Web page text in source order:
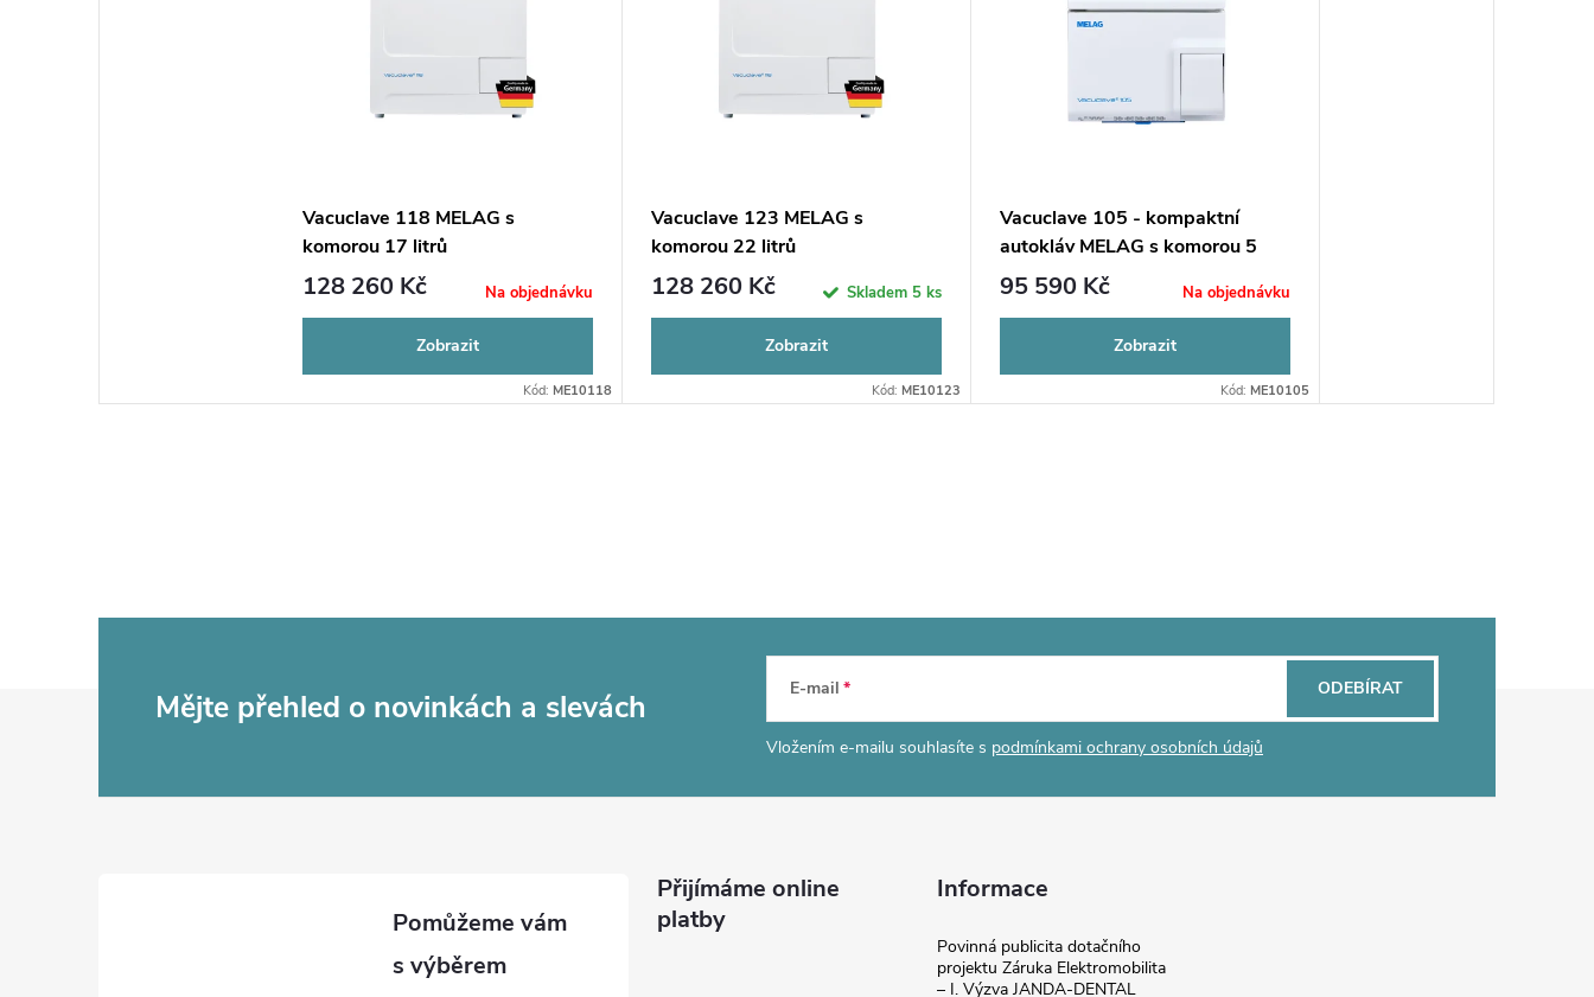
Vacuclave 118 MELAG s
komorou 17 litrů
128 260 Kč Na objednávku
Zobrazit
Kód: ME10118
Vacuclave 123 MELAG s
komorou 22 litrů
128 260 Kč Skladem 5 ks
Zobrazit
Kód: ME10123
Vacuclave 105 - kompaktní
autokláv MELAG s komorou 5
litrů
95 590 Kč Na objednávku
Zobrazit
Kód: ME10105
Mějte přehled o novinkách a slevách E-mail
Vložením e-mailu souhlasíte s podmínkami ochrany osobních údajů
ODEBÍRAT
Přijímáme online
platby
Informace
Povinná publicita dotačního
projektu Záruka Elektromobilita
– I. Výzva JANDA-DENTAL